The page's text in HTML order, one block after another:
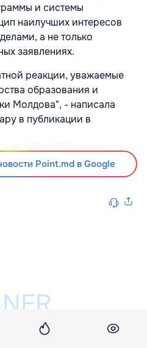
и системы
наилучших интересов
а не только
заявлениях.
реакции, уважаемые
образования и
Молдова", - написала
в публикации в
Point.md в Google